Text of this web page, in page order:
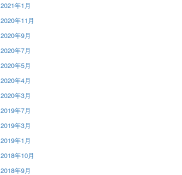
2021年1月
2020年11月
2020年9月
2020年7月
2020年5月
2020年4月
2020年3月
2019年7月
2019年3月
2019年1月
2018年10月
2018年9月